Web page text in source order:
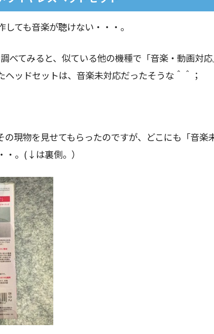
しても音楽が聴けない・・・。
べてみると、似ている他の機種で「音楽・動画対
ヘッドセットは、音楽未対応だったそうな＾＾；
の現物を見せてもらったのですが、どこにも「音楽
・。(↓は裏側。）